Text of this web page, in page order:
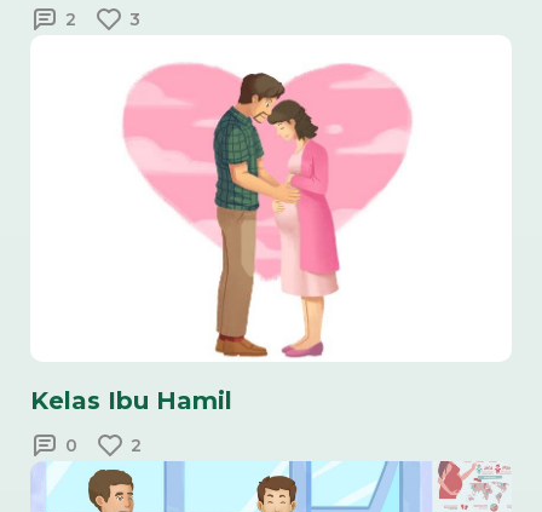
2 3
Kelas Ibu Hamil
0 2